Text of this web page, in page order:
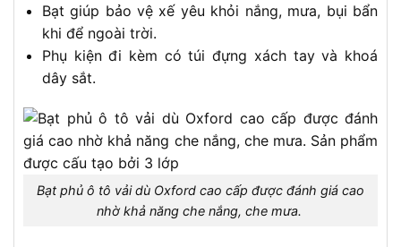
Bạt giúp bảo vệ xế yêu khỏi nắng, mưa, bụi bẩn
khi để ngoài trời.
Phụ kiện đi kèm có túi đựng xách tay và khoá
dây sắt.
Bạt phủ ô tô vải dù Oxford cao cấp được đánh giá cao
nhờ khả năng che nắng, che mưa.